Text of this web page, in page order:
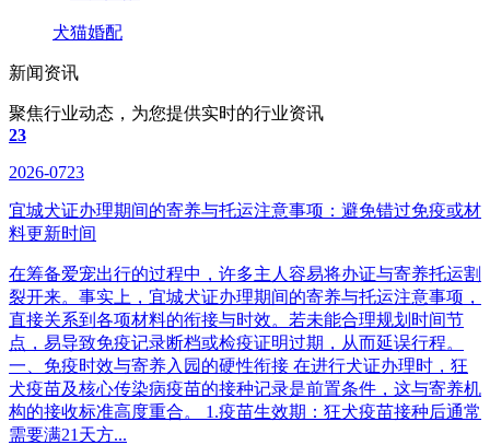
犬猫婚配
新闻资讯
聚焦行业动态，为您提供实时的行业资讯
23
2026-0723
宜城犬证办理期间的寄养与托运注意事项：避免错过免疫或材
料更新时间
在筹备爱宠出行的过程中，许多主人容易将办证与寄养托运割
裂开来。事实上，宜城犬证办理期间的寄养与托运注意事项，
直接关系到各项材料的衔接与时效。若未能合理规划时间节
点，易导致免疫记录断档或检疫证明过期，从而延误行程。
一、免疫时效与寄养入园的硬性衔接 在进行犬证办理时，狂
犬疫苗及核心传染病疫苗的接种记录是前置条件，这与寄养机
构的接收标准高度重合。 1.疫苗生效期：狂犬疫苗接种后通常
需要满21天方...